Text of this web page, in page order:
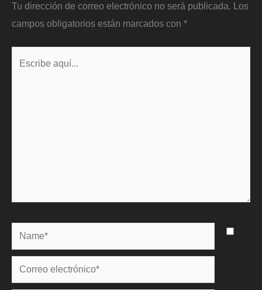
Tu dirección de correo electrónico no será publicada. Los
campos obligatorios están marcados con *
Name*
Correo
electrónico*